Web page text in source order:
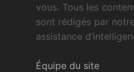
vous. Tous les
sont rédigés par
assistance
Équipe du site